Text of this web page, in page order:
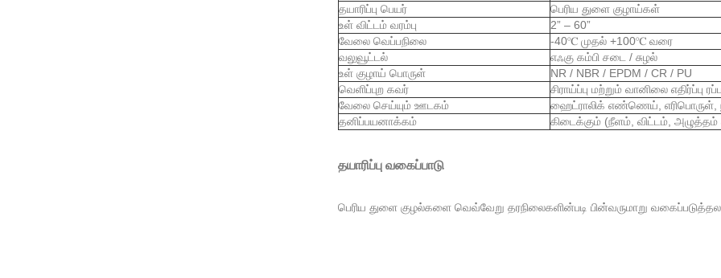
தயாரிப்பு பெயர்
பெரிய துளை குழாய்கள்
உள் விட்டம் வரம்பு
2” – 60”
வேலை வெப்பநிலை
-40℃ முதல் +100℃ வரை
வலுவூட்டல்
எஃகு கம்பி சடை / சுழல்
உள் குழாய் பொருள்
NR / NBR / EPDM / CR / PU
வெளிப்புற கவர்
சிராய்ப்பு மற்றும் வானிலை எதிர்ப்பு
வேலை செய்யும் ஊடகம்
ஹைட்ராலிக் எண்ணெய், எரிபொருள்,
தனிப்பயனாக்கம்
கிடைக்கும் (நீளம், விட்டம், அழுத்தம்
தயாரிப்பு வகைப்பாடு
பெரிய துளை குழல்களை வெவ்வேறு தரநிலைகளின்படி பின்வருமாறு